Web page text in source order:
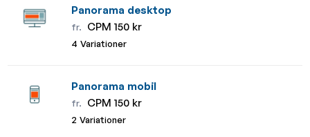
Panorama desktop
fr. CPM 150 kr
4 Variationer
Panorama mobil
fr. CPM 150 kr
2 Variationer